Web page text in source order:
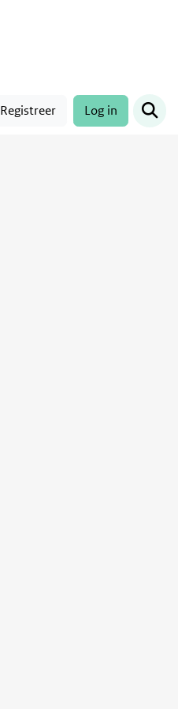
Registreer Log in